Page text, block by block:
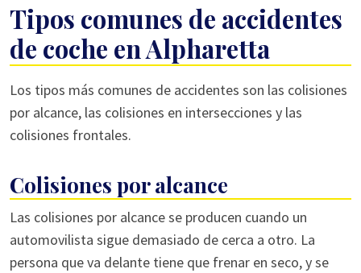
Tipos comunes de accidentes
de coche en Alpharetta
Los tipos más comunes de accidentes son las colisiones
por alcance, las colisiones en intersecciones y las
colisiones frontales.
Colisiones por alcance
Las colisiones por alcance se producen cuando un
automovilista sigue demasiado de cerca a otro. La
persona que va delante tiene que frenar en seco, y se